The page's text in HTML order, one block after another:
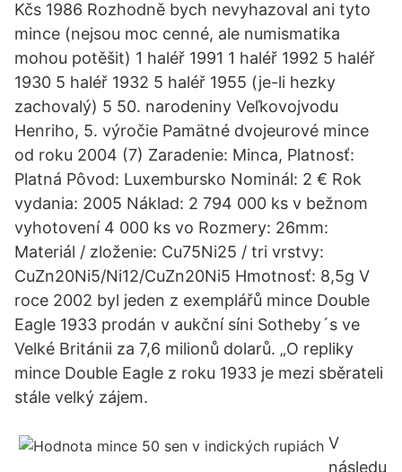
Kčs 1986 Rozhodně bych nevyhazoval ani tyto
mince (nejsou moc cenné, ale numismatika
mohou potěšit) 1 haléř 1991 1 haléř 1992 5 haléř
1930 5 haléř 1932 5 haléř 1955 (je-li hezky
zachovalý) 5 50. narodeniny Veľkovojvodu
Henriho, 5. výročie Pamätné dvojeurové mince
od roku 2004 (7) Zaradenie: Minca, Platnosť:
Platná Pôvod: Luxembursko Nominál: 2 € Rok
vydania: 2005 Náklad: 2 794 000 ks v bežnom
vyhotovení 4 000 ks vo Rozmery: 26mm:
Materiál / zloženie: Cu75Ni25 / tri vrstvy:
CuZn20Ni5/Ni12/CuZn20Ni5 Hmotnosť: 8,5g V
roce 2002 byl jeden z exemplářů mince Double
Eagle 1933 prodán v aukční síni Sotheby´s ve
Velké Británii za 7,6 milionů dolarů. „O repliky
mince Double Eagle z roku 1933 je mezi sběrateli
stále velký zájem.
V
následu